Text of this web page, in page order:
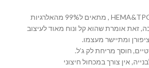
זאת אומרת שהוא קל ונוח מאוד לעיצוב
ומתיישר מעצמו.
חוסך מריחת לק ג’ל.
אין צורך במכחול חיצוני